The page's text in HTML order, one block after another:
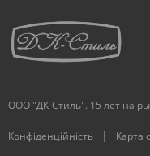
ООО "ДК-Стиль". 15 лет на
Конфіденційність | Карта